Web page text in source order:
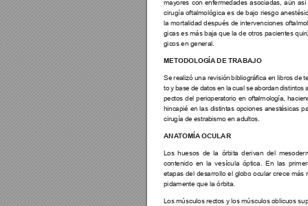
mayores con enfermedades asociadas, aún
cirugía oftalmológica es de bajo riesgo
la mortalidad después de intervenciones
gicas es más baja que la de otros pacientes
gicos en general.
METODOLOGÍA DE TRABAJO
Se realizó una revisión bibliográca en libros de
to y base de datos en la cual se abordan distintos
pectos del perioperatorio en oftalmología,
hincapié en las distintas opciones anestésicas
cirugía de estrabismo en adultos.
ANATOMÍA OCULAR
Los huesos de la órbita derivan del
contenido en la vesícula óptica. En las
etapas del desarrollo el globo ocular crece más
pidamente que la órbita.
Los músculos rectos y los músculos oblicuos